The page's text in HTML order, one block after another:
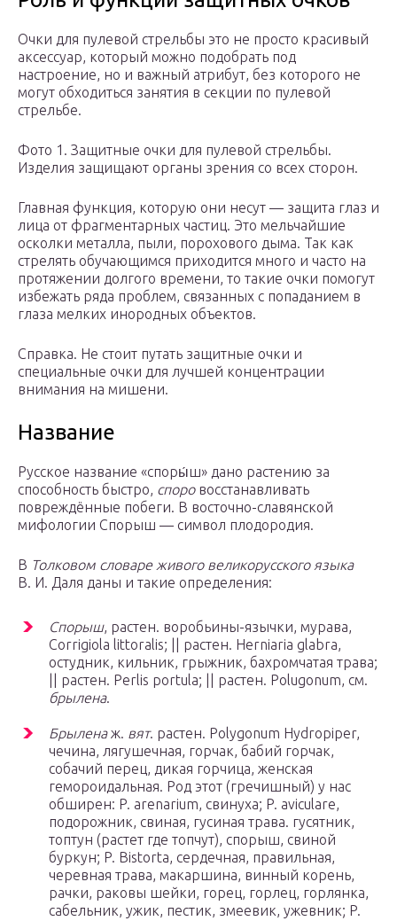
Очки для пулевой стрельбы это не просто красивый
аксессуар, который можно подобрать под
настроение, но и важный атрибут, без которого не
могут обходиться занятия в секции по пулевой
стрельбе.
Фото 1. Защитные очки для пулевой стрельбы.
Изделия защищают органы зрения со всех сторон.
Главная функция, которую они несут — защита глаз и
лица от фрагментарных частиц. Это мельчайшие
осколки металла, пыли, порохового дыма. Так как
стрелять обучающимся приходится много и часто на
протяжении долгого времени, то такие очки помогут
избежать ряда проблем, связанных с попаданием в
глаза мелких инородных объектов.
Справка. Не стоит путать защитные очки и
специальные очки для лучшей концентрации
внимания на мишени.
Название
Русское название «споры́ш» дано растению за
способность быстро, споровосстанавливать
повреждённые побеги. В восточно-славянской
мифологии Спорыш — символ плодородия.
В Толковом словаре живого великорусского языка
В. И. Даля даны и такие определения:
Спорыш, растен. воробьины-язычки, мурава,
Corrigiola littoralis; || растен. Herniaria glabra,
остудник, кильник, грыжник, бахромчатая трава;
|| растен. Perlis portula; || растен. Polugonum, см.
брылена.
Брыленаж. вят. растен. Polygonum Hydropiper,
чечина, лягушечная, горчак, бабий горчак,
собачий перец, дикая горчица, женская
гемороидальная. Род этот (гречишный) у нас
обширен: P. arenarium, свинуха; P. aviculare,
подорожник, свиная, гусиная трава. гусятник,
топтун (растет где топчут), спорыш, свиной
буркун; P. Bistorta, сердечная, правильная,
черевная трава, макаршина, винный корень,
рачки, раковы шейки, горец, горлец, горлянка,
сабельник, ужик, пестик, змеевик, ужевник; P.